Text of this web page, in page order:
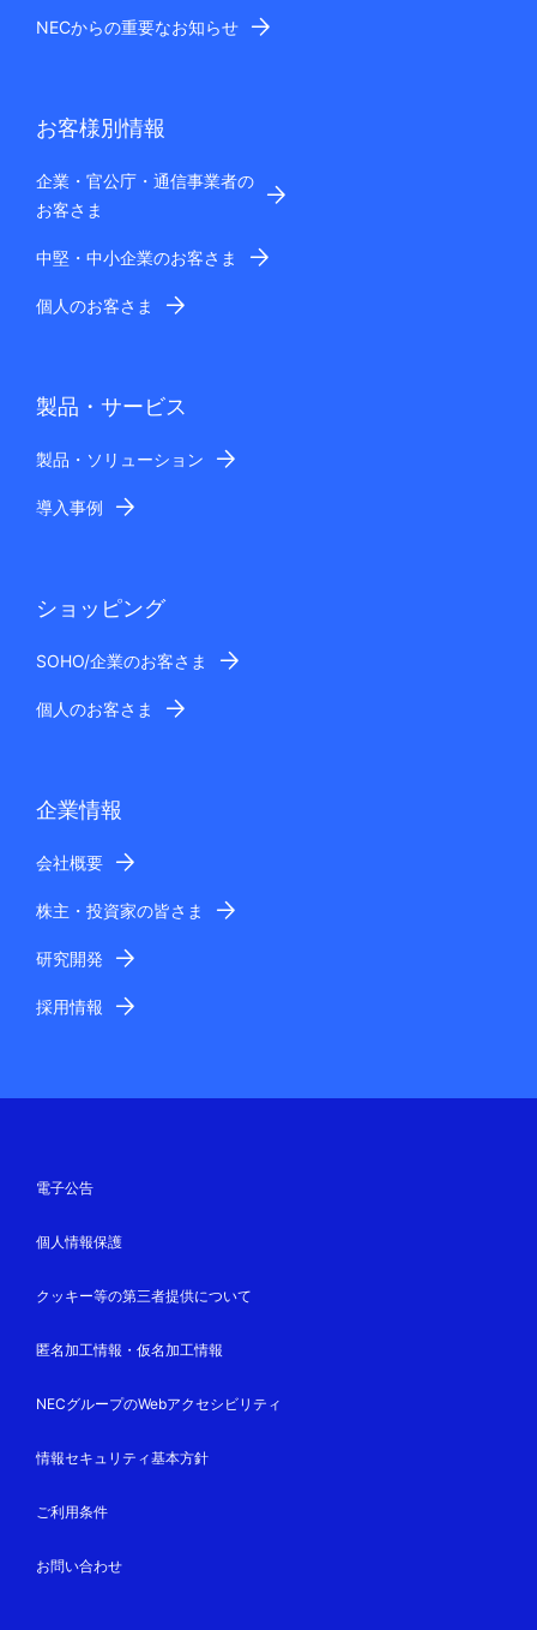
NECからの重要なお知らせ
お客様別情報
企業・官公庁・通信事業者の
お客さま
中堅・中小企業のお客さま
個人のお客さま
製品・サービス
製品・ソリューション
導入事例
ショッピング
SOHO/企業のお客さま
個人のお客さま
企業情報
会社概要
株主・投資家の皆さま
研究開発
採用情報
電子公告
個人情報保護
クッキー等の第三者提供について
匿名加工情報・仮名加工情報
NECグループのWebアクセシビリティ
情報セキュリティ基本方針
ご利用条件
お問い合わせ